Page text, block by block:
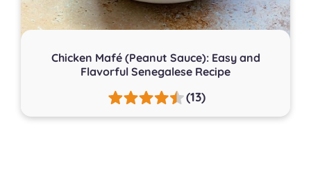
Chicken Mafé (Peanut Sauce): Easy and
Flavorful Senegalese Recipe
(13)